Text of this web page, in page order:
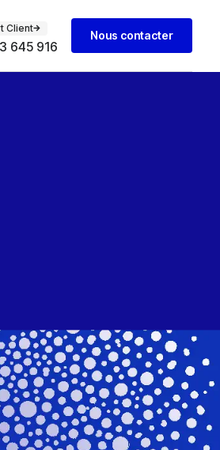
Client
645 916
Nous contacter